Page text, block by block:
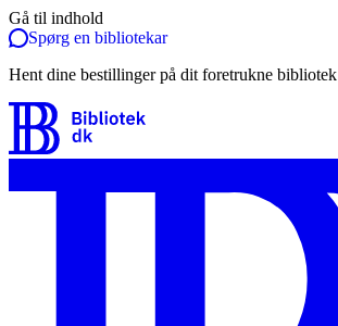
Gå til indhold
Spørg en bibliotekar
Hent dine bestillinger på dit foretrukne bibliotek